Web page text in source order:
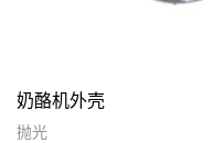
奶酪机外壳
抛光